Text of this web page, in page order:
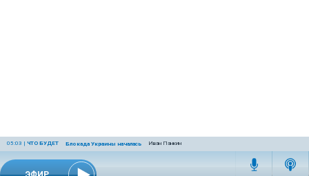
05:03 | ЧТО БУДЕТ Блокада Украины началась Иван Панкин